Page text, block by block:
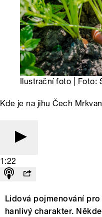
Ilustrační foto | Foto:
Kde je na jihu Čech
1:22
Lidová pojmenování
hanlivý charakter.